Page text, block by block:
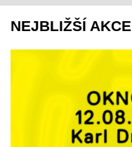
NEJBLIŽŠÍ AKCE